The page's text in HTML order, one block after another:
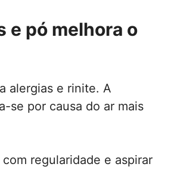
e pó melhora o
alergias e rinite. A
se por causa do ar mais
regularidade e aspirar